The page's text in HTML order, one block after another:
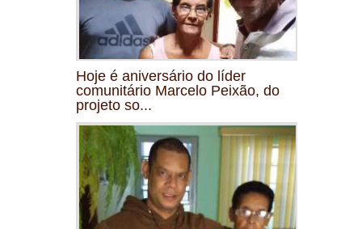
Hoje é aniversário do líder
comunitário Marcelo Peixão, do
projeto so...